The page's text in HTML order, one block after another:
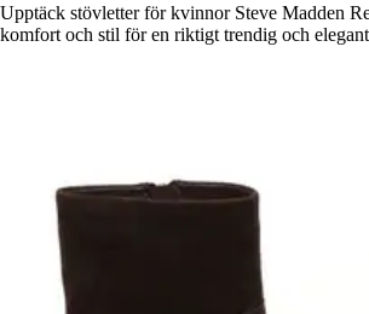
Upptäck stövletter för kvinnor Steve Madden
komfort och stil för en riktigt trendig och